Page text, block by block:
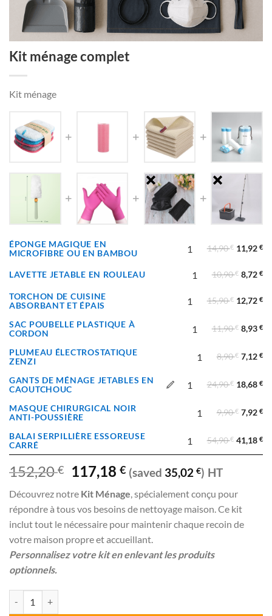
Kit ménage complet
Kit ménage
ÉPONGE MAGIQUE EN
MICROFIBRE OU EN BAMBOU
14,90€ 11,92 €
LAVETTE JETABLE EN ROULEAU 10,90€ 8,72 €
TORCHON DE CUISINE
ABSORBANT ET ÉPAIS
15,90€ 12,72 €
SAC POUBELLE PLASTIQUE À
CORDON
11,90€ 8,93 €
PLUMEAU ÉLECTROSTATIQUE
ZENZI
8,90€ 7,12 €
GANTS DE MÉNAGE JETABLES EN
CAOUTCHOUC
24,90€ 18,68 €
MASQUE CHIRURGICAL NOIR
ANTI-POUSSIÈRE
9,90€ 7,92 €
BALAI SERPILLIÈRE ESSOREUSE
CARRÉ
54,90€ 41,18 €
152,20€ 117,18€ (saved 35,02€) HT
Découvrez notre Kit Ménage, spécialement conçu pour
répondre à tous vos besoins de nettoyage maison. Ce kit
inclut tout le nécessaire pour maintenir chaque recoin de
votre maison propre et accueillant.
Personnalisez votre kit en enlevant les produits
optionnels.